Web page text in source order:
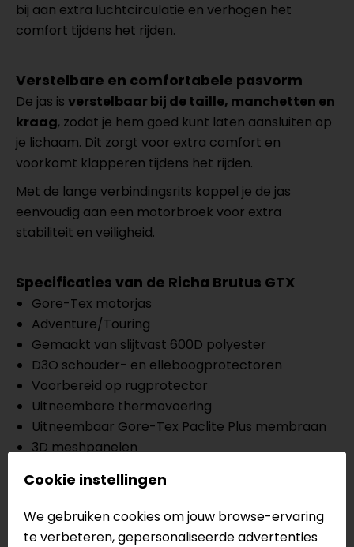
bij aan extra luchtcirculatie en verhogen het
comfort tijdens het rijden.
Verstelbare en comfortabele pasvorm
De jas is verstelbaar bij de taille, manchetten en
kraag, zodat je hem goed kunt laten aansluiten op
je lichaam. Dit zorgt voor extra comfort en
voorkomt klapperen tijdens het rijden.
Met de lange verbindingsrits koppel je de jas
eenvoudig aan een motorbroek voor extra
stabiliteit en veiligheid.
Specificaties van de Richa Brutus GTX
Gore-Tex motorjas
Adventure/Touring
Gemaakt van slijtvast 600D polyester
D3O schouder- en elleboogprotectoren
Voorbereid op rugprotector
Uitneembare thermovoering
Uitneembaar Gore-Tex Paclite Plus membraan
3D meshpanelen
Diverse binnen- en buitenzakken
Lange verbindingsrits
CE EN17092, level A
Cookie instellingen
We gebruiken cookies om jouw browse-ervaring
te verbeteren, gepersonaliseerde advertenties